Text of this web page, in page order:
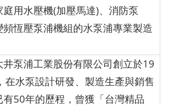
庭用水壓機(加壓馬達)、消防泵
頻恆壓泵浦機組的水泵浦專業製造
井泵浦工業股份有限公司創立於19
在水泵設計研發、製造生產與銷售
有50年的歷程，曾獲「台灣精品